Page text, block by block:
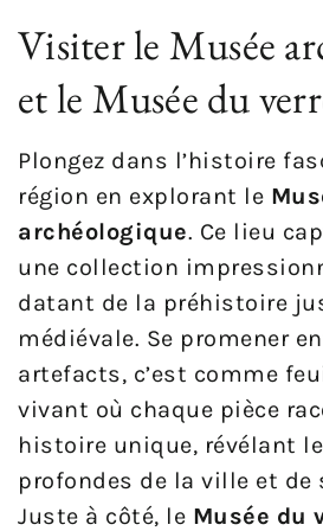
Visiter le Musée
et le Musée du
Plongez dans l’histoire
région en explorant le
archéologique. Ce lieu
une collection
datant de la préhistoire
médiévale. Se promener
artefacts, c’est comme
vivant où chaque pièce
histoire unique, révélant
profondes de la ville et de
Juste à côté, le Musée du